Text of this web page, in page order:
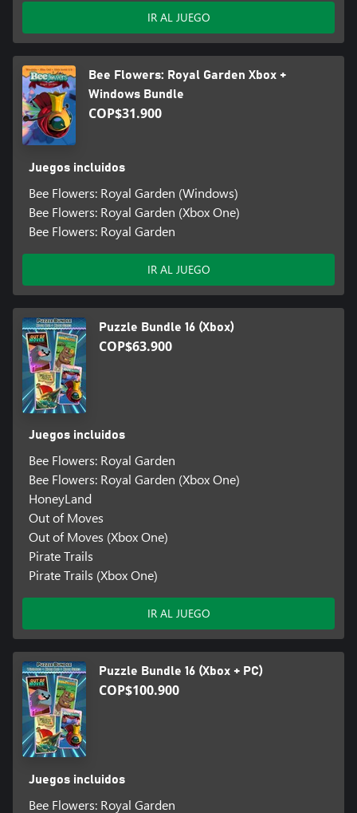
IR AL JUEGO
Bee Flowers: Royal Garden Xbox +
Windows Bundle
COP$31.900
Juegos incluidos
Bee Flowers: Royal Garden (Windows)
Bee Flowers: Royal Garden (Xbox One)
Bee Flowers: Royal Garden
IR AL JUEGO
Puzzle Bundle 16 (Xbox)
COP$63.900
Juegos incluidos
Bee Flowers: Royal Garden
Bee Flowers: Royal Garden (Xbox One)
HoneyLand
Out of Moves
Out of Moves (Xbox One)
Pirate Trails
Pirate Trails (Xbox One)
IR AL JUEGO
Puzzle Bundle 16 (Xbox + PC)
COP$100.900
Juegos incluidos
Bee Flowers: Royal Garden